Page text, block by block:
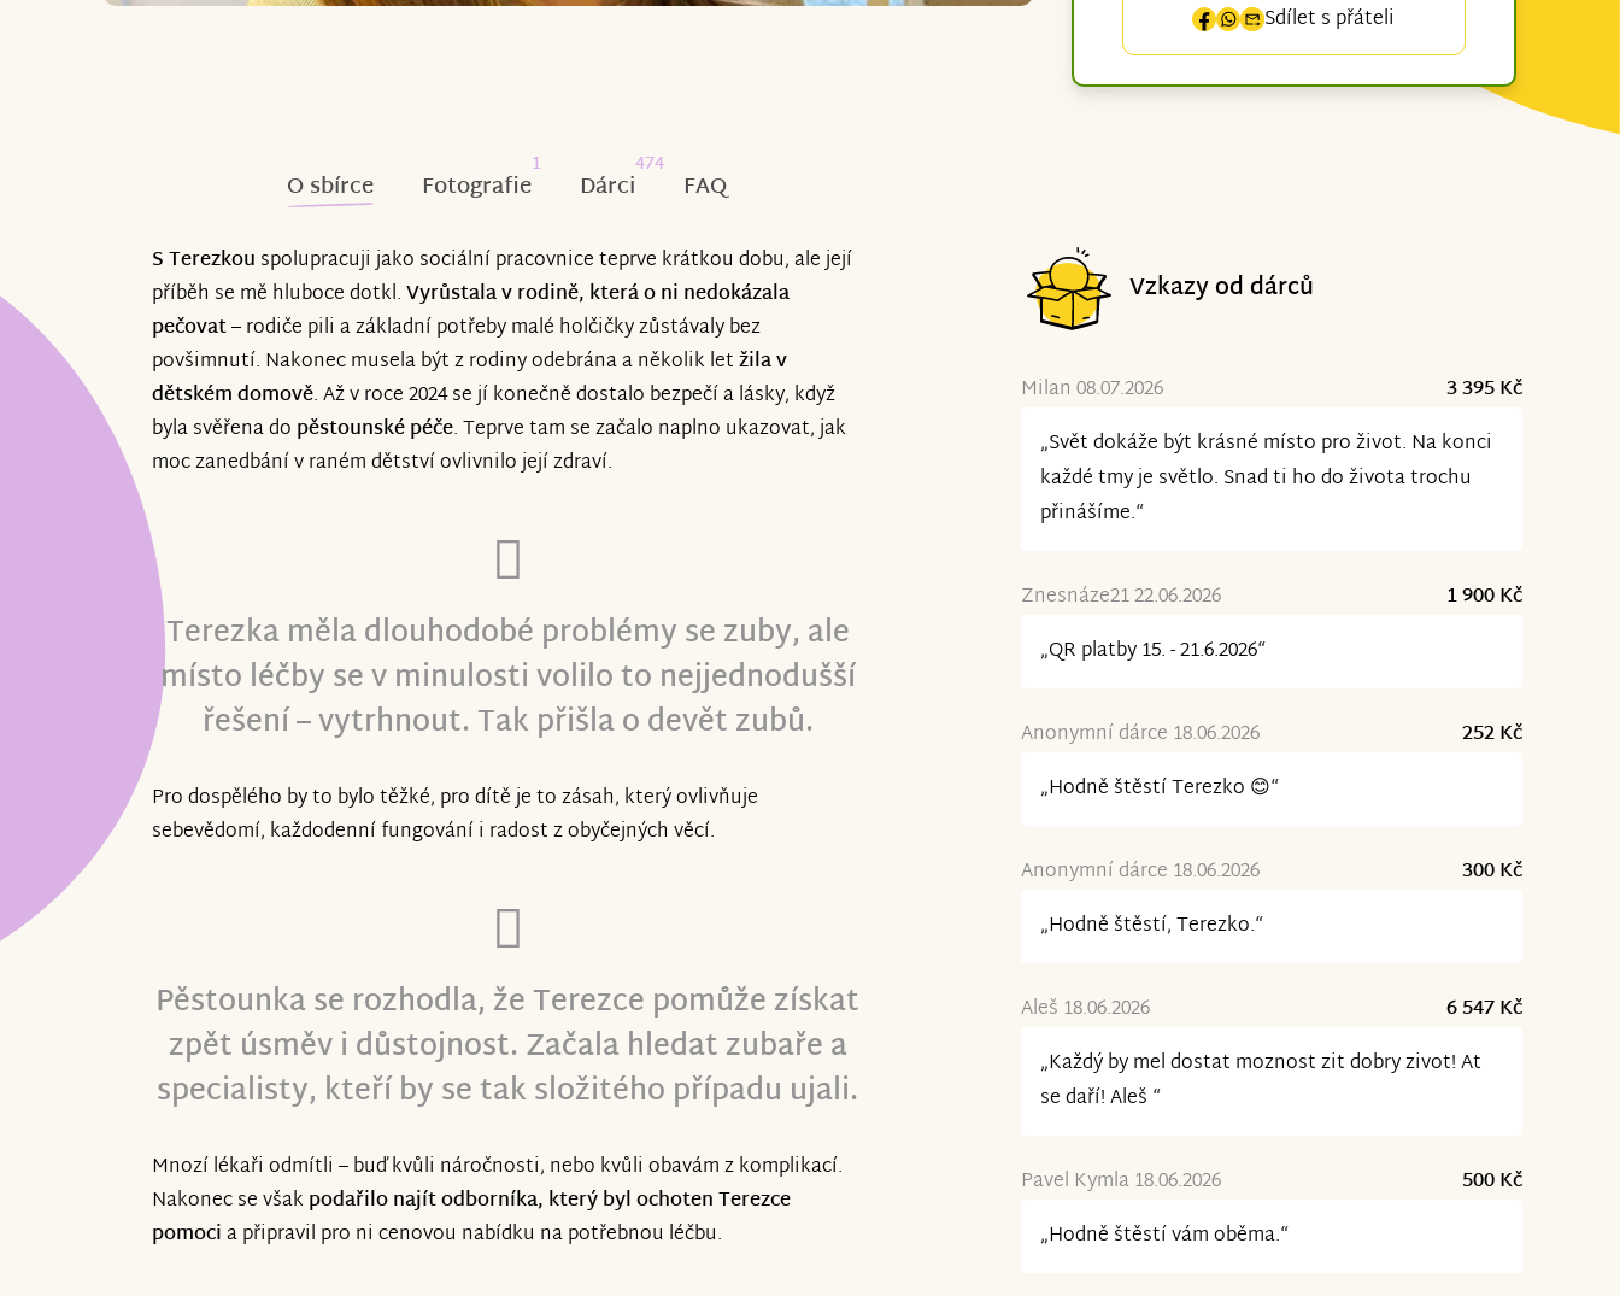
Sdílet s přáteli
O sbírce Fotografie
1
Dárci
474
FAQ
S Terezkou spolupracuji jako sociální pracovnice teprve krátkou dobu, ale její
příběh se mě hluboce dotkl.Vyrůstala v rodině, která o ni nedokázala
pečovat– rodiče pili a základní potřeby malé holčičky zůstávaly bez
povšimnutí. Nakonec musela být z rodiny odebrána a několik letžila v
dětském domově. Až v roce 2024 se jí konečně dostalo bezpečí a lásky, když
byla svěřena do pěstounské péče. Teprve tam se začalo naplno ukazovat, jak
moc zanedbání v raném dětství ovlivnilo její zdraví.
Terezka měla dlouhodobé problémy se zuby, ale
místo léčby se v minulosti volilo to nejjednodušší
řešení – vytrhnout. Tak přišla o devět zubů.
Pro dospělého by to bylo těžké, pro dítě je to zásah, který ovlivňuje
sebevědomí, každodenní fungování i radost z obyčejných věcí.
Pěstounka se rozhodla, že Terezce pomůže získat
zpět úsměv i důstojnost. Začala hledat zubaře a
specialisty, kteří by se tak složitého případu ujali.
Mnozí lékaři odmítli – buď kvůli náročnosti, nebo kvůli obavám z komplikací.
Nakonec se však podařilo najít odborníka, který byl ochoten Terezce
pomocia připravil pro ni cenovou nabídku na potřebnou léčbu.
Vzkazy od dárců
Milan 08.07.2026
3 395 Kč
„Svět dokáže být krásné místo pro život. Na konci
každé tmy je světlo. Snad ti ho do života trochu
přinášíme.“
Znesnáze21 22.06.2026
1 900 Kč
„QR platby 15. - 21.6.2026“
Anonymní dárce 18.06.2026
252 Kč
„Hodně štěstí Terezko 😊“
Anonymní dárce 18.06.2026
300 Kč
„Hodně štěstí, Terezko.“
Aleš 18.06.2026
6 547 Kč
„Každý by mel dostat moznost zit dobry zivot! At
se daří! Aleš “
Pavel Kymla 18.06.2026
500 Kč
„Hodně štěstí vám oběma.“